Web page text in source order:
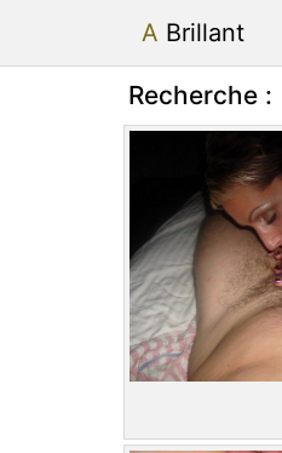
A Brillant
Recherche :